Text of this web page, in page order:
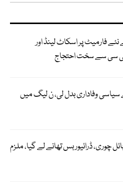
کپ 2027 کے نئے فارمیٹ پر اسکاٹ لینڈ اور
سی سی سے سخت احتجاج
سیاسی وفاداری بدل لی، ن لیگ میں
چوری، ڈرائیور بس تھانے لے گیا، ملزم